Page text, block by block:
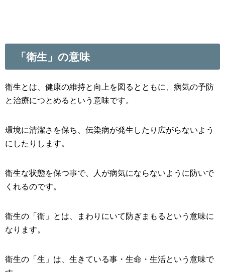
「衛生」の意味
衛生とは、健康の維持と向上を図るとともに、病気の予防
と治療につとめるという意味です。
環境に清潔さを保ち、伝染病が発生したり広がらないよう
にしたりします。
衛生な状態を保つ事で、人が病気にならないように防いで
くれるのです。
衛生の「衛」とは、まわりにいて防ぎまもるという意味に
なります。
衛生の「生」は、生きている事・生命・生活という意味で